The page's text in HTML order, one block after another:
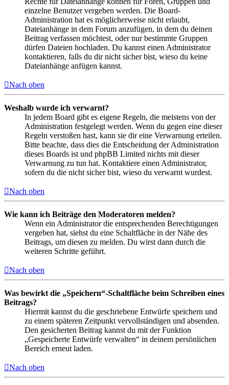
einzelne Benutzer vergeben werden. Die Board-
Administration hat es möglicherweise nicht erlaubt,
Dateianhänge in dem Forum anzufügen, in dem du deinen
Beitrag verfassen möchtest, oder nur bestimmte Gruppen
dürfen Dateien hochladen. Du kannst einen Administrator
kontaktieren, falls du dir nicht sicher bist, wieso du keine
Dateianhänge anfügen kannst.
Nach oben
Weshalb wurde ich verwarnt?
In jedem Board gibt es eigene Regeln, die meistens von der
Administration festgelegt werden. Wenn du gegen eine dieser
Regeln verstoßen hast, kann sie dir eine Verwarnung erteilen.
Bitte beachte, dass dies die Entscheidung der Administration
dieses Boards ist und phpBB Limited nichts mit dieser
Verwarnung zu tun hat. Kontaktiere einen Administrator,
sofern du die nicht sicher bist, wieso du verwarnt wurdest.
Nach oben
Wie kann ich Beiträge den Moderatoren melden?
Wenn ein Administrator die entsprechenden Berechtigungen
vergeben hat, siehst du eine Schaltfläche in der Nähe des
Beitrags, um diesen zu melden. Du wirst dann durch die
weiteren Schritte geführt.
Nach oben
Was bewirkt die „Speichern“-Schaltfläche beim Schreiben eines
Beitrags?
Hiermit kannst du die geschriebene Entwürfe speichern und
zu einem späteren Zeitpunkt vervollständigen und absenden.
Den gesicherten Beitrag kannst du mit der Funktion
„Gespeicherte Entwürfe verwalten“ in deinem persönlichen
Bereich erneut laden.
Nach oben